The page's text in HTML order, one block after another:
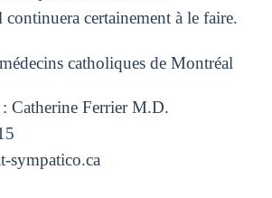
continuera certainement à le faire.
catholiques de Montréal
: Catherine Ferrier M.D.
sympatico.ca